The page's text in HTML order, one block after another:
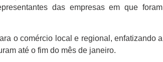
das empresas em que foram
o comércio local e regional, enfatizando a
até o fim do mês de janeiro.